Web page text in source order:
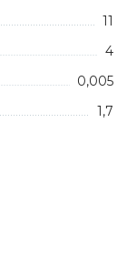
11
4
0,005
1,7